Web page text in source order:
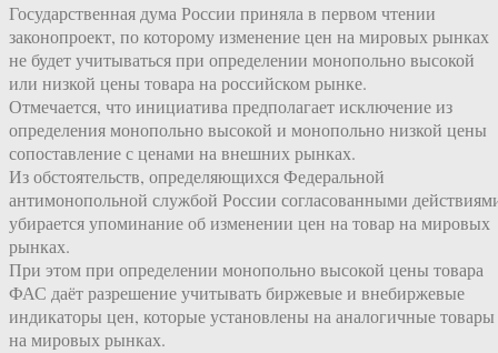
Государственная дума России приняла в первом чтении
законопроект, по которому изменение цен на мировых рынках
не будет учитываться при определении монопольно высокой
или низкой цены товара на российском рынке.
Отмечается, что инициатива предполагает исключение из
определения монопольно высокой и монопольно низкой цены
сопоставление с ценами на внешних рынках.
Из обстоятельств, определяющихся Федеральной
антимонопольной службой России согласованными
убирается упоминание об изменении цен на товар на мировых
рынках.
При этом при определении монопольно высокой цены товара
ФАС даёт разрешение учитывать биржевые и внебиржевые
индикаторы цен, которые установлены на аналогичные товары
на мировых рынках.